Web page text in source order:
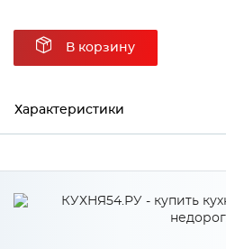
В корзину
Характеристики
Высота 38